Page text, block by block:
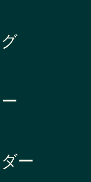
ー